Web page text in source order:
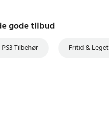
gode tilbud
PS3 Tilbehør Fritid &